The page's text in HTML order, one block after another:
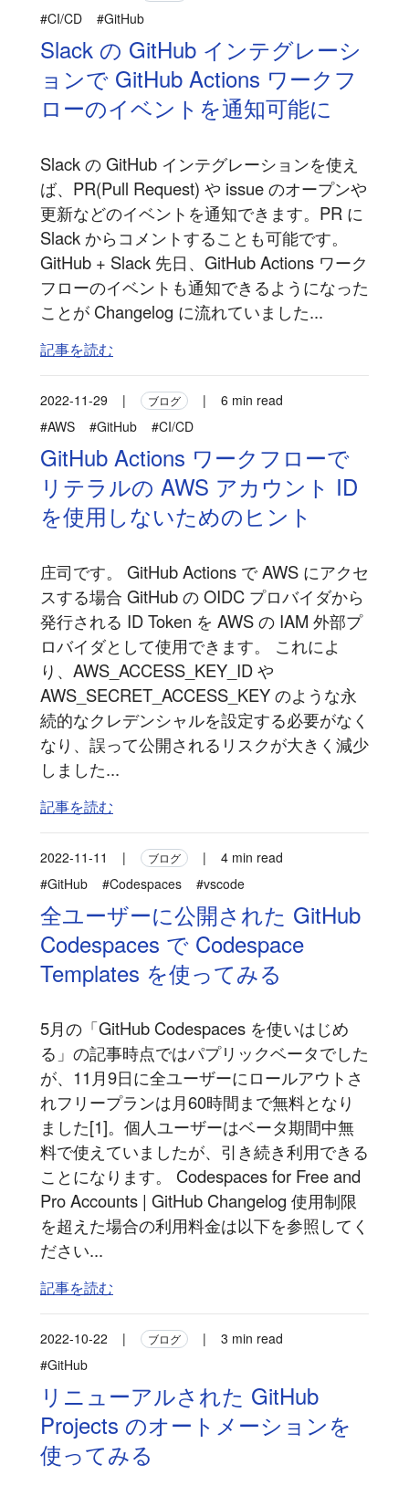
#CI/CD
#GitHub
Slack の GitHub インテグレーシ
ョンで GitHub Actions ワークフ
ローのイベントを通知可能に
Slack の GitHub インテグレーションを使え
ば、PR(Pull Request) や issue のオープンや
更新などのイベントを通知できます。PR に
Slack からコメントすることも可能です。
GitHub + Slack 先日、GitHub Actions ワーク
フローのイベントも通知できるようになった
ことが Changelog に流れていました...
記事を読む
2022-11-29 | ブログ |
6 min read
#AWS
#GitHub #CI/CD
GitHub Actions ワークフローで
リテラルの AWS アカウント ID
を使用しないためのヒント
庄司です。 GitHub Actions で AWS にアクセ
スする場合 GitHub の OIDC プロバイダから
発行される ID Token を AWS の IAM 外部プ
ロバイダとして使用できます。 これによ
り、AWS_ACCESS_KEY_ID や
AWS_SECRET_ACCESS_KEY のような永
続的なクレデンシャルを設定する必要がなく
なり、誤って公開されるリスクが大きく減少
しました...
記事を読む
2022-11-11 | ブログ |
4 min read
#GitHub
#Codespaces #vscode
全ユーザーに公開された GitHub
Codespaces で Codespace
Templates を使ってみる
5月の「GitHub Codespaces を使いはじめ
る」の記事時点ではパプリックベータでした
が、11月9日に全ユーザーにロールアウトさ
れフリープランは月60時間まで無料となり
ました[1]。個人ユーザーはベータ期間中無
料で使えていましたが、引き続き利用できる
ことになります。 Codespaces for Free and
Pro Accounts | GitHub Changelog 使用制限
を超えた場合の利用料金は以下を参照してく
ださい...
記事を読む
2022-10-22 | ブログ |
3 min read
#GitHub
リニューアルされた GitHub
Projects のオートメーションを
使ってみる